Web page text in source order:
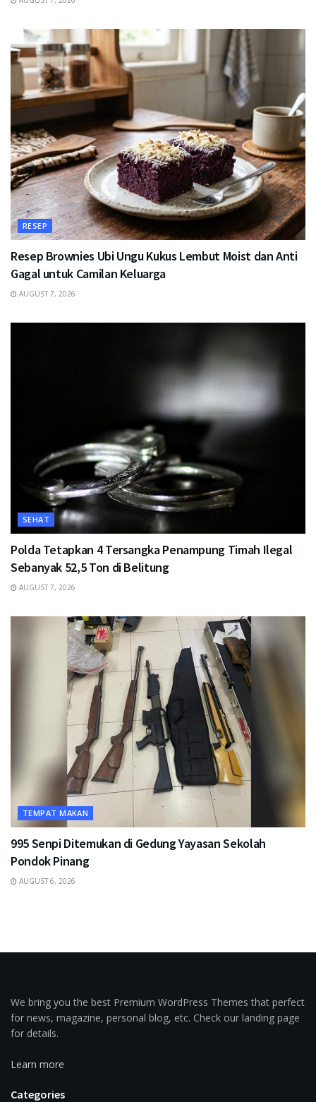
RESEP
Resep Brownies Ubi Ungu Kukus Lembut Moist dan Anti
Gagal untuk Camilan Keluarga
AUGUST 7, 2026
SEHAT
Polda Tetapkan 4 Tersangka Penampung Timah Ilegal
Sebanyak 52,5 Ton di Belitung
AUGUST 7, 2026
TEMPAT MAKAN
995 Senpi Ditemukan di Gedung Yayasan Sekolah
Pondok Pinang
AUGUST 6, 2026
We bring you the best Premium WordPress Themes that perfect
for news, magazine, personal blog, etc. Check our landing page
for details.
Learn more
Categories